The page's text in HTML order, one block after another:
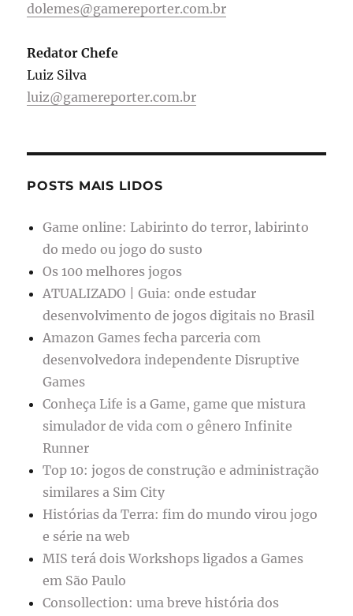
dolemes@gamereporter.com.br
Redator Chefe
Luiz Silva
luiz@gamereporter.com.br
POSTS MAIS LIDOS
Game online: Labirinto do terror, labirinto
do medo ou jogo do susto
Os 100 melhores jogos
ATUALIZADO | Guia: onde estudar
desenvolvimento de jogos digitais no Brasil
Amazon Games fecha parceria com
desenvolvedora independente Disruptive
Games
Conheça Life is a Game, game que mistura
simulador de vida com o gênero Infinite
Runner
Top 10: jogos de construção e administração
similares a Sim City
Histórias da Terra: fim do mundo virou jogo
e série na web
MIS terá dois Workshops ligados a Games
em São Paulo
Consollection: uma breve história dos